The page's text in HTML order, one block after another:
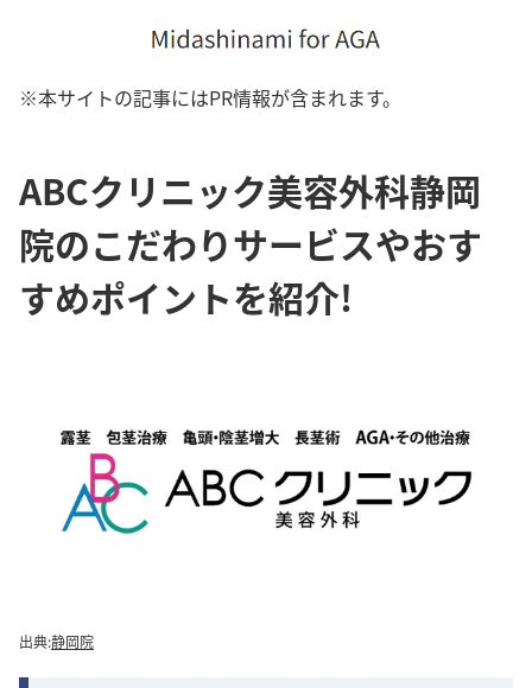
※本サイトの記事にはPR情報が含まれます。
ABCクリニック美容外科静岡
院のこだわりサービスやおす
すめポイントを紹介!
出典:静岡院